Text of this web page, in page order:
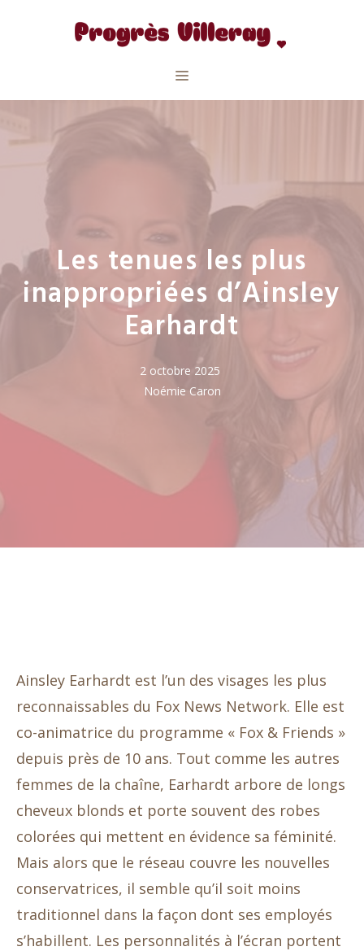
Menu
Les tenues les plus
inappropriées d’Ainsley
Earhardt
2 octobre 2025
Noémie Caron
Ainsley Earhardt est l’un des visages les plus
reconnaissables du Fox News Network. Elle est
co-animatrice du programme « Fox & Friends »
depuis près de 10 ans. Tout comme les autres
femmes de la chaîne, Earhardt arbore de longs
cheveux blonds et porte souvent des robes
colorées qui mettent en évidence sa féminité.
Mais alors que le réseau couvre les nouvelles
conservatrices, il semble qu’il soit moins
traditionnel dans la façon dont ses employés
s’habillent. Les personnalités à l’écran portent